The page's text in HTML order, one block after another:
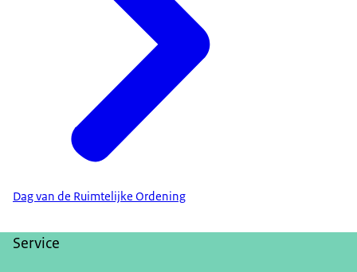
Dag van de Ruimtelijke Ordening
Service